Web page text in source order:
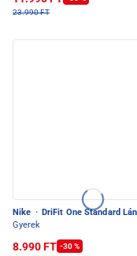
23.990 FT
Nike · DriFit One Standard
Gyerek
8.990 FT -30 %